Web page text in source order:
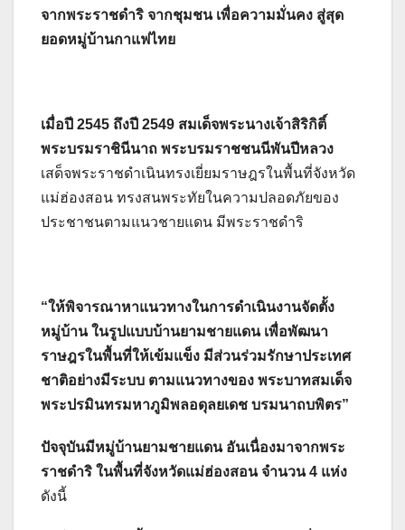
จากพระราชดำริ จากชุมชน เพื่อความมั่นคง สู่สุด
ยอดหมู่บ้านกาแฟไทย
เมื่อปี 2545 ถึงปี 2549 สมเด็จพระนางเจ้าสิริกิติ์
พระบรมราชินีนาถ พระบรมราชชนนีพันปีหลวง
เสด็จพระราชดำเนินทรงเยี่ยมราษฎรในพื้นที่จังหวัด
แม่ฮ่องสอน ทรงสนพระทัยในความปลอดภัยของ
ประชาชนตามแนวชายแดน มีพระราชดำริ
“ให้พิจารณาหาแนวทางในการดำเนินงานจัดตั้ง
หมู่บ้าน ในรูปแบบบ้านยามชายแดน เพื่อพัฒนา
ราษฎรในพื้นที่ให้เข้มแข็ง มีส่วนร่วมรักษาประเทศ
ชาติอย่างมีระบบ ตามแนวทางของ พระบาทสมเด็จ
พระปรมินทรมหาภูมิพลอดุลยเดช บรมนาถบพิตร”
ปัจจุบันมีหมู่บ้านยามชายแดน อันเนื่องมาจากพระ
ราชดำริ ในพื้นที่จังหวัดแม่ฮ่องสอน จำนวน 4 แห่ง
ดังนี้